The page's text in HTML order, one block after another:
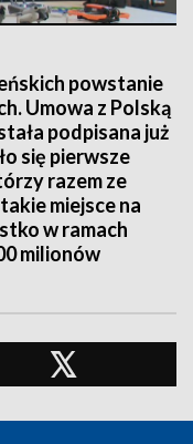
powstanie
Umowa z Polską
podpisana już
się pierwsze
razem ze
miejsce na
w ramach
milionów